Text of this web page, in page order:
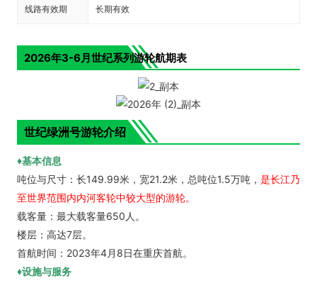
线路有效期 长期有效
2026年3-6月世纪系列游轮航期表
世纪绿洲号游轮介绍
♦基本信息
吨位与尺寸：长149.99米，宽21.2米，总吨位1.5万吨， 是长江乃
至世界范围内内河客轮中较大型的游轮。
载客量：最大载客量650人。
楼层：高达7层。
首航时间：2023年4月8日在重庆首航。
♦设施与服务